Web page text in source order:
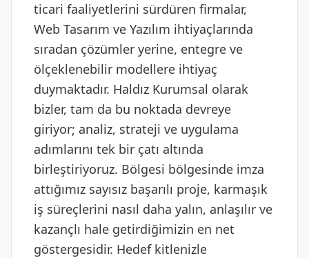
ticari faaliyetlerini sürdüren firmalar,
Web Tasarım ve Yazılım ihtiyaçlarında
sıradan çözümler yerine, entegre ve
ölçeklenebilir modellere ihtiyaç
duymaktadır. Haldız Kurumsal olarak
bizler, tam da bu noktada devreye
giriyor; analiz, strateji ve uygulama
adımlarını tek bir çatı altında
birleştiriyoruz. Bölgesi bölgesinde imza
attığımız sayısız başarılı proje, karmaşık
iş süreçlerini nasıl daha yalın, anlaşılır ve
kazançlı hale getirdiğimizin en net
göstergesidir. Hedef kitlenizle